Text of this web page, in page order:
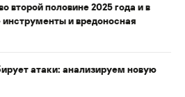
второй половине 2025 года и в
инструменты и вредоносная
атаки: анализируем новую